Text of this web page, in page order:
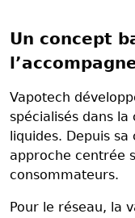
Un concept
Vapotech
spécialisés dans
liquides. Depuis
approche centrée
consommateurs.
Pour le réseau, la